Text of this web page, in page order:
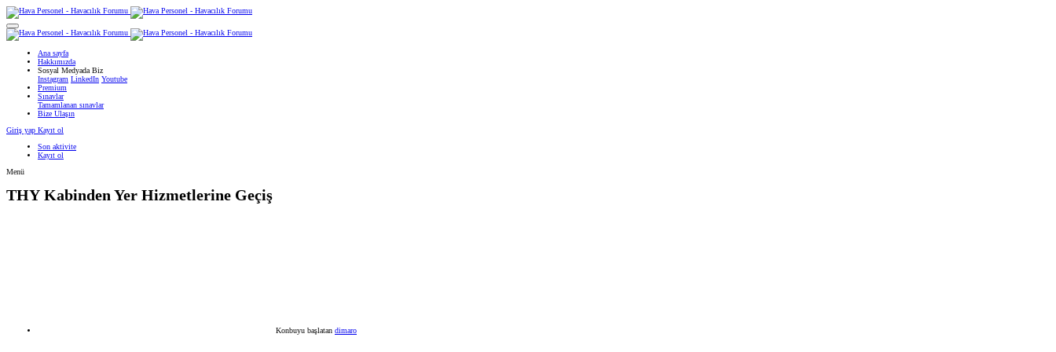
Ana sayfa
Hakkımızda
Sosyal Medyada Biz
Instagram LinkedIn Youtube
Premium
Sınavlar
Tamamlanan sınavlar
Bize Ulaşın
Giriş yap Kayıt ol
Son aktivite
Kayıt ol
Menü
THY Kabinden Yer Hizmetlerine Geçiş
Konbuyu başlatan dimaro